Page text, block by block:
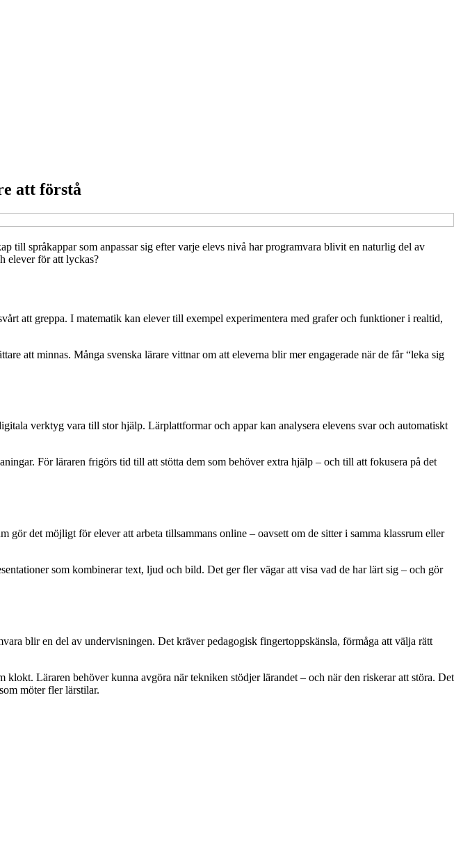
att förstå
språkappar som anpassar sig efter varje elevs nivå har programvara blivit en naturlig del av
elever för att lyckas?
att greppa. I matematik kan elever till exempel experimentera med grafer och funktioner i realtid,
att minnas. Många svenska lärare vittnar om att eleverna blir mer engagerade när de får “leka sig
verktyg vara till stor hjälp. Lärplattformar och appar kan analysera elevens svar och automatiskt
För läraren frigörs tid till att stötta dem som behöver extra hjälp – och till att fokusera på det
det möjligt för elever att arbeta tillsammans online – oavsett om de sitter i samma klassrum eller
som kombinerar text, ljud och bild. Det ger fler vägar att visa vad de har lärt sig – och gör
blir en del av undervisningen. Det kräver pedagogisk fingertoppskänsla, förmåga att välja rätt
Läraren behöver kunna avgöra när tekniken stödjer lärandet – och när den riskerar att störa. Det
möter fler lärstilar.